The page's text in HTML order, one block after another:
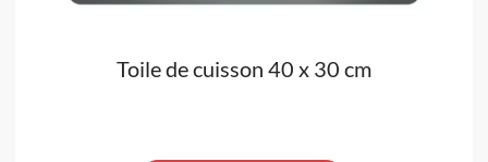
Toile de cuisson 40 x 30 cm